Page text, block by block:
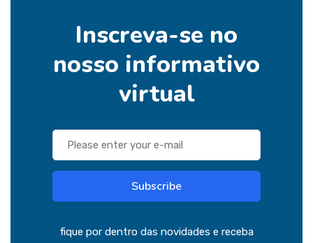
Inscreva-se no
nosso informativo
virtual
Subscribe
fique por dentro das novidades e receba